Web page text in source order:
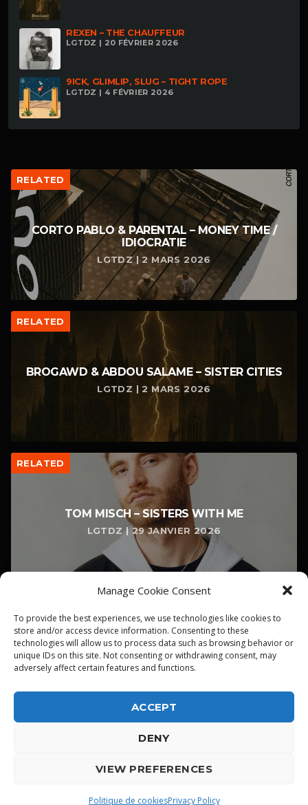
Manage Cookie Consent
To provide the best experiences, we use technologies like cookies to
store and/or access device information. Consenting to these
technologies will allow us to process data such as browsing behavior or
unique IDs on this site. Not consenting or withdrawing consent, may
adversely affect certain features and functions.
ACCEPT
DENY
VIEW PREFERENCES
Politique de cookiesPrivacy Policy
REXEN – THE CHAUFFEUR
LGTDZ | 20 FÉVRIER 2026
9ICK, GLIMLIP, SLUG – TIGHT ROPE
LGTDZ | 4 FÉVRIER 2026
RELATED
CORTO PABLO & PARENTAL – MONEY TIME /
IDIOCRATIE
LGTDZ | 2 MARS 2026
RELATED
BROGAWD & ABDOU SALAME – SISTER CITIES
LGTDZ | 2 MARS 2026
RELATED
TOM MISCH – SISTERS WITH ME
LGTDZ | 29 JANVIER 2026
ALPHA DIALLO - TOUS DROITS RESERVES